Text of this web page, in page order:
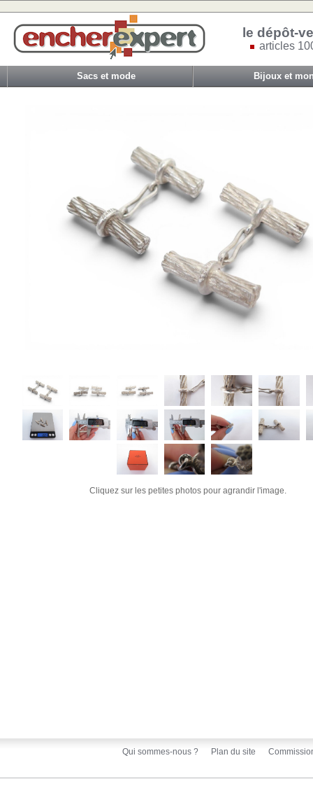
le dépôt-
articles
Sacs et mode Bijoux et
Cliquez sur les petites photos pour agrandir l'image.
Qui sommes-nous ? Plan du site